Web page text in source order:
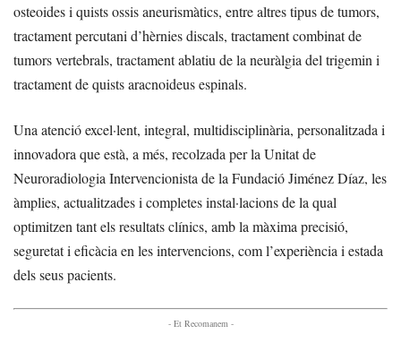
osteoides i quists ossis aneurismàtics, entre altres tipus de tumors,
tractament percutani d’hèrnies discals, tractament combinat de
tumors vertebrals, tractament ablatiu de la neuràlgia del trigemin i
tractament de quists aracnoideus espinals.
Una atenció excel·lent, integral, multidisciplinària, personalitzada i
innovadora que està, a més, recolzada per la Unitat de
Neuroradiologia Intervencionista de la Fundació Jiménez Díaz, les
àmplies, actualitzades i completes instal·lacions de la qual
optimitzen tant els resultats clínics, amb la màxima precisió,
seguretat i eficàcia en les intervencions, com l’experiència i estada
dels seus pacients.
- Et Recomanem -